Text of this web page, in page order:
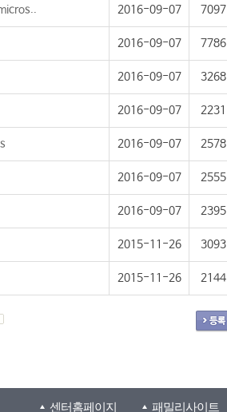
2016-09-07 7097
2016-09-07 7786
2016-09-07 3268
2016-09-07 2231
2016-09-07 2578
2016-09-07 2555
2016-09-07 2395
2015-11-26 3093
2015-11-26 2144
센터홈페이지 패밀리사이트